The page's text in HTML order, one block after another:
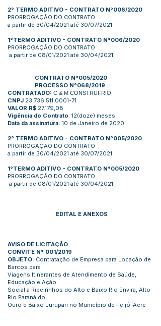
2° TERMO ADITIVO - CONTRATO N°006/2020
PRORROGAÇÃO DO CONTRATO
a partir de 30/04/2021 até 30/07/2021
1°TERMO ADITIVO - CONTRATO N°006/2020
PRORROGAÇÃO DO CONTRATO
a partir de 08/01/2021 até 30/04/2021
CONTRATO N°005/2020
PROCESSO N°068/2019
CONTRATADO: C & M CONSTRUFRIO
CNPJ 23.736.511.0001-71
VALOR R$ 27.179,08
Vigência do Contrato: 12(doze) meses.
Data da assinatura: 10 de Janeiro de 2020
2° TERMO ADITIVO - CONTRATO N°005/2020
PRORROGAÇÃO DO CONTRATO
a partir de 30/04/2021 até 30/07/2021
1°TERMO ADITIVO - CONTRATO N°005/2020
PRORROGAÇÃO DO CONTRATO
a partir de 08/01/2021 até 30/04/2021
EDITAL E ANEXOS
AVISO DE LICITAÇÃO
CONVITE N° 001/2019
OBJETO: Contratação de Empresa para Locação de
Barcos para
Viagens Itinerantes de Atendimento de Saúde,
Educação e Ação
Social a Ribeirinhos do Alto e Baixo Rio Envira, Alto
Rio Paraná do
Ouro e Baixo Jurupari no Município de Feijó-Acre